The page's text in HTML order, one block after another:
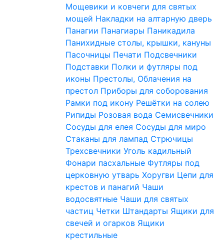
Мощевики и ковчеги для святых
мощей Накладки на алтарную дверь
Панагии Панагиары Паникадила
Панихидные столы, крышки, кануны
Пасочницы Печати Подсвечники
Подставки Полки и футляры под
иконы Престолы, Облачения на
престол Приборы для соборования
Рамки под икону Решётки на солею
Рипиды Розовая вода Семисвечники
Сосуды для елея Сосуды для миро
Стаканы для лампад Стрючицы
Трехсвечники Уголь кадильный
Фонари пасхальные Футляры под
церковную утварь Хоругви Цепи для
крестов и панагий Чаши
водосвятные Чаши для святых
частиц Четки Штандарты Ящики для
свечей и огарков Ящики
крестильные